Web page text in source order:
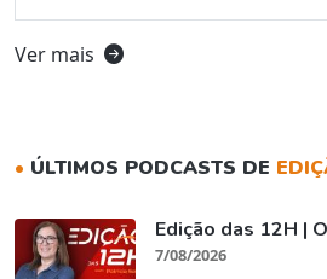
Ver mais
• ÚLTIMOS PODCASTS DE
Edição das 12H |
7/08/2026